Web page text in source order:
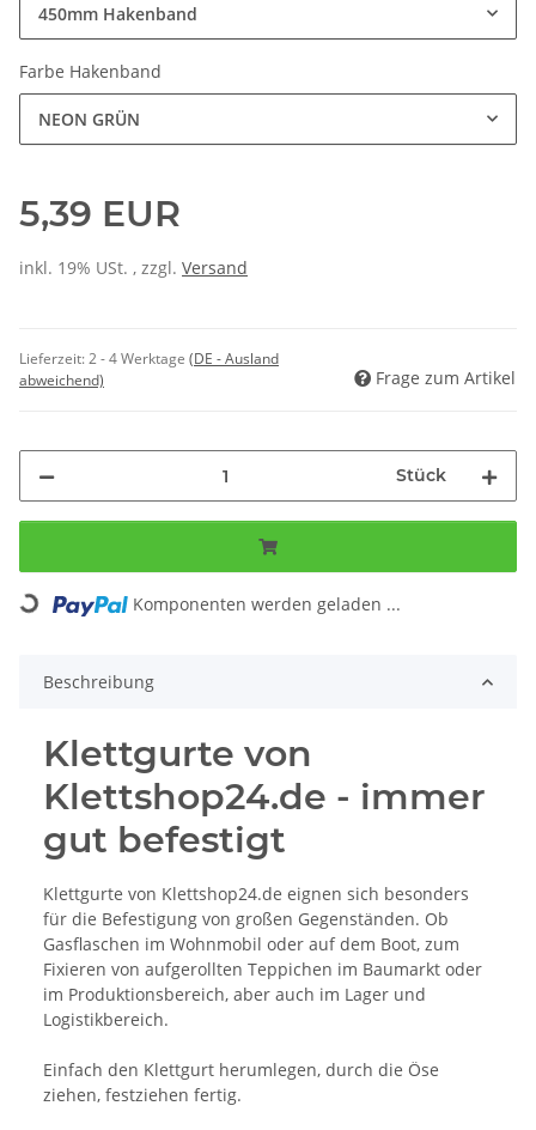
450mm Hakenband
Farbe Hakenband
NEON GRÜN
5,39 EUR
inkl. 19% USt. , zzgl. Versand
Lieferzeit:2 - 4 Werktage (DE - Ausland
abweichend)
Frage zum Artikel
Stück
Loading... Komponenten werden geladen ...
Beschreibung
Klettgurte von
Klettshop24.de - immer
gut befestigt
Klettgurte von Klettshop24.de eignen sich besonders
für die Befestigung von großen Gegenständen. Ob
Gasflaschen im Wohnmobil oder auf dem Boot, zum
Fixieren von aufgerollten Teppichen im Baumarkt oder
im Produktionsbereich, aber auch im Lager und
Logistikbereich.
Einfach den Klettgurt herumlegen, durch die Öse
ziehen, festziehen fertig.